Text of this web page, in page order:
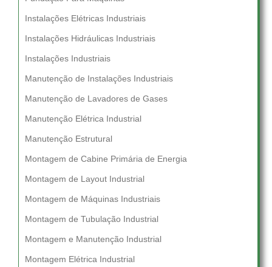
Instalações Elétricas Industriais
Instalações Hidráulicas Industriais
Instalações Industriais
Manutenção de Instalações Industriais
Manutenção de Lavadores de Gases
Manutenção Elétrica Industrial
Manutenção Estrutural
Montagem de Cabine Primária de Energia
Montagem de Layout Industrial
Montagem de Máquinas Industriais
Montagem de Tubulação Industrial
Montagem e Manutenção Industrial
Montagem Elétrica Industrial